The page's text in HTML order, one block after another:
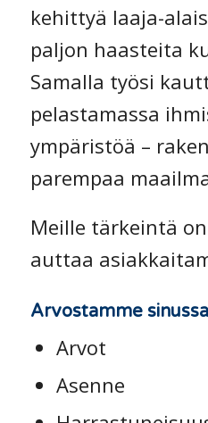
kehittyä laaja-
paljon haasteita
Samalla työsi
pelastamassa
ympäristöä –
parempaa
Meille tärkeintä
auttaa
Arvostamme sinussa
Arvot
Asenne